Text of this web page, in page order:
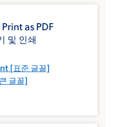
as PDF
및 인쇄
[표준 글꼴]
글꼴]